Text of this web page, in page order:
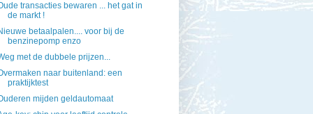
transacties bewaren ... het gat in
de markt !
betaalpalen.... voor bij de
benzinepomp enzo
met de dubbele prijzen...
naar buitenland: een
praktijktest
mijden geldautomaat